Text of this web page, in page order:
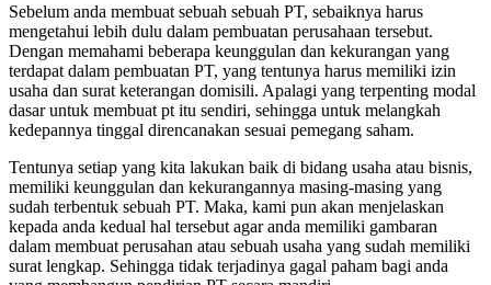
Sebelum anda membuat sebuah sebuah PT, sebaiknya harus
mengetahui lebih dulu dalam pembuatan perusahaan tersebut.
Dengan memahami beberapa keunggulan dan kekurangan yang
terdapat dalam pembuatan PT, yang tentunya harus memiliki izin
usaha dan surat keterangan domisili. Apalagi yang terpenting modal
dasar untuk membuat pt itu sendiri, sehingga untuk melangkah
kedepannya tinggal direncanakan sesuai pemegang saham.
Tentunya setiap yang kita lakukan baik di bidang usaha atau bisnis,
memiliki keunggulan dan kekurangannya masing-masing yang
sudah terbentuk sebuah PT. Maka, kami pun akan menjelaskan
kepada anda kedual hal tersebut agar anda memiliki gambaran
dalam membuat perusahan atau sebuah usaha yang sudah memiliki
surat lengkap. Sehingga tidak terjadinya gagal paham bagi anda